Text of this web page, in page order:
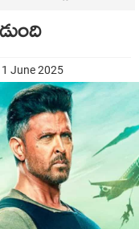
June 2025